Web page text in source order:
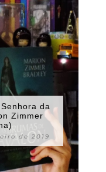
da
Zimmer
de 2019